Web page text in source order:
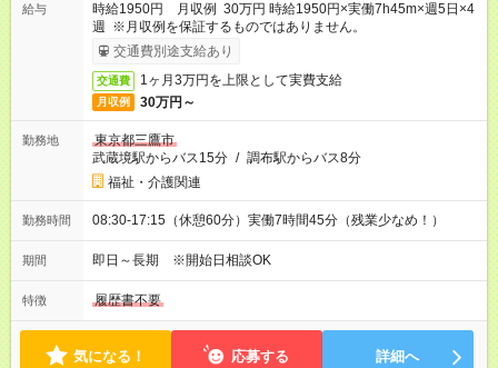
給与
時給1950円 月収例 30万円 時給1950円×実働7h45m×週5日×4
週 ※月収例を保証するものではありません。
交通費別途支給あり
交通費 1ヶ月3万円を上限として実費支給
月収例 30万円～
勤務地
東京都三鷹市
武蔵境駅からバス15分 / 調布駅からバス8分
福祉・介護関連
勤務時間 08:30-17:15（休憩60分）実働7時間45分（残業少なめ！）
期間 即日～長期 ※開始日相談OK
特徴 履歴書不要
気になる！ 応募する 詳細へ